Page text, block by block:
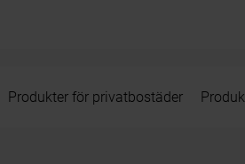
Produkter för privatbostäder